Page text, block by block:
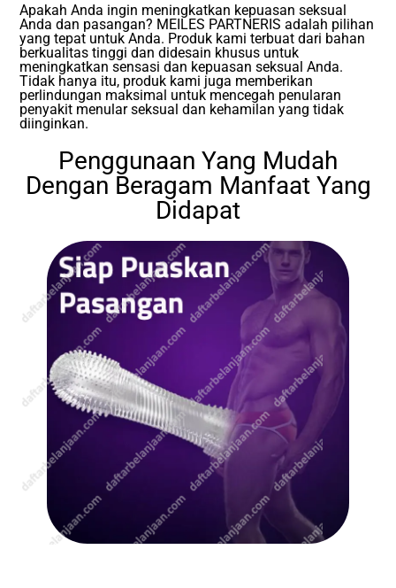
Apakah Anda ingin meningkatkan kepuasan seksual
Anda dan pasangan? MEILES PARTNERIS adalah pilihan
yang tepat untuk Anda. Produk kami terbuat dari bahan
berkualitas tinggi dan didesain khusus untuk
meningkatkan sensasi dan kepuasan seksual Anda.
Tidak hanya itu, produk kami juga memberikan
perlindungan maksimal untuk mencegah penularan
penyakit menular seksual dan kehamilan yang tidak
diinginkan.
Penggunaan Yang Mudah
Dengan Beragam Manfaat Yang
Didapat